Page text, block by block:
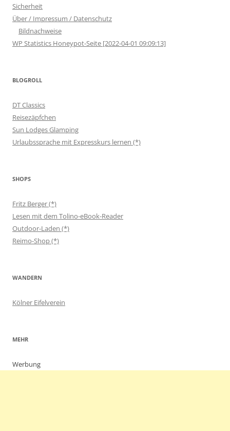
Sicherheit
Über / Impressum / Datenschutz
Bildnachweise
WP Statistics Honeypot-Seite [2022-04-01 09:09:13]
BLOGROLL
DT Classics
Reisezäpfchen
Sun Lodges Glamping
Urlaubssprache mit Expresskurs lernen (*)
SHOPS
Fritz Berger (*)
Lesen mit dem Tolino-eBook-Reader
Outdoor-Laden (*)
Reimo-Shop (*)
WANDERN
Kölner Eifelverein
MEHR
Werbung